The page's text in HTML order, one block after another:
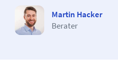
Martin Hacker
Berater